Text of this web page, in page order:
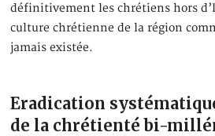
définitivement les chrétiens hors
culture chrétienne de la région
jamais existée.
Eradication
de la chrétienté bi-